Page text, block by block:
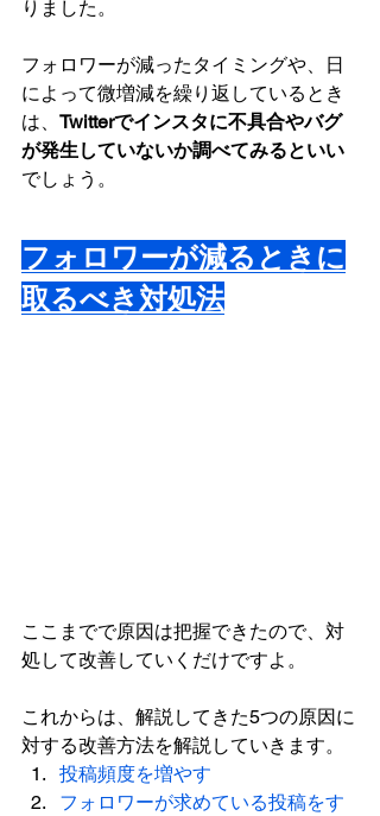
りました。
フォロワーが減ったタイミングや、日
によって微増減を繰り返しているとき
は、 Twitterでインスタに不具合やバグ
が発生していないか調べてみるといい
でしょう。
フォロワーが減るときに
取るべき対処法
ここまでで原因は把握できたので、対
処して改善していくだけですよ。
これからは、解説してきた5つの原因に
対する改善方法を解説していきます。
投稿頻度を増やす
フォロワーが求めている投稿をす